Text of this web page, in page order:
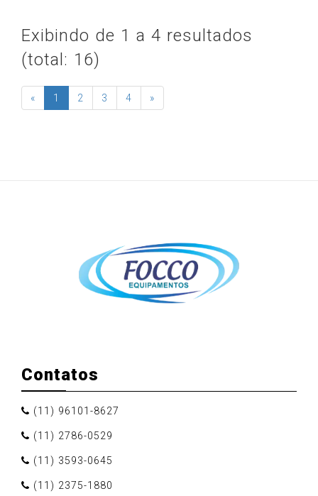
Exibindo de 1 a 4 resultados
(total: 16)
« 1 (current)
2 3 4 »
Contatos
(11) 96101-8627
(11) 2786-0529
(11) 3593-0645
(11) 2375-1880